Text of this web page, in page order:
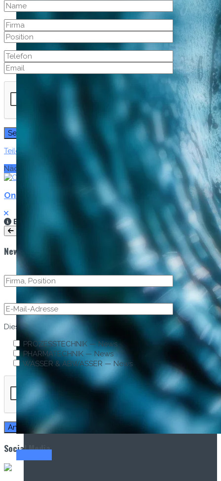
Teilen Tweet120
Senden
Nächster Beitrag
Online-System zur Wasseranalyse
Bedi­enung: Wis­chen oder Klick auf Pfeile
Newsletter Anmeldung
Diese/n Newslet­ter abonnieren
PROZESSTECHNIK — News
PHARMATECHNIK — News
WASSER & ABWASSER — News
Social Media